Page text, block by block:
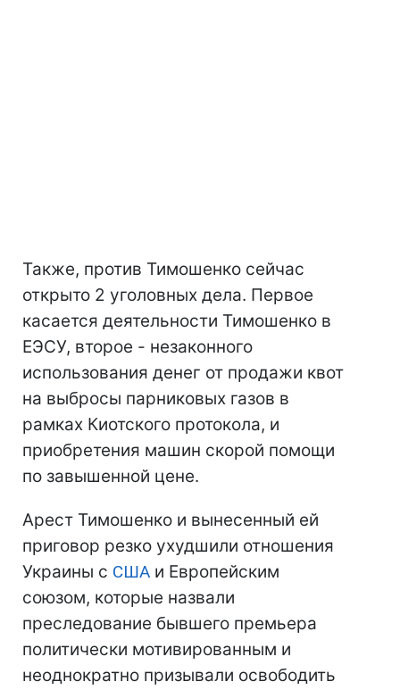
Также, против Тимошенко сейчас
открыто 2 уголовных дела. Первое
касается деятельности Тимошенко в
ЕЭСУ, второе - незаконного
использования денег от продажи квот
на выбросы парниковых газов в
рамках Киотского протокола, и
приобретения машин скорой помощи
по завышенной цене.
Арест Тимошенко и вынесенный ей
приговор резко ухудшили отношения
Украины с США и Европейским
союзом, которые назвали
преследование бывшего премьера
политически мотивированным и
неоднократно призывали освободить